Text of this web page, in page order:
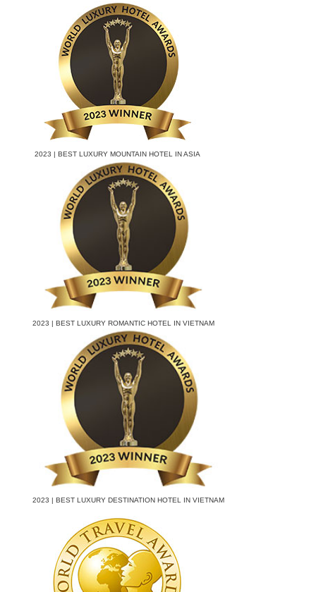
2023 | BEST LUXURY MOUNTAIN HOTEL IN ASIA
2023 | BEST LUXURY ROMANTIC HOTEL IN VIETNAM
2023 | BEST LUXURY DESTINATION HOTEL IN VIETNAM